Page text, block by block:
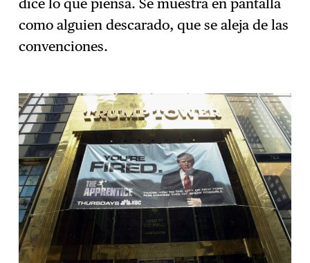
como alguien descarado, que se aleja de las
convenciones.